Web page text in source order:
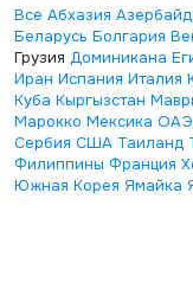
Все Абхазия
Беларусь Болгария
Грузия Доминикана
Иран Испания Италия
Куба Кыргызстан
Марокко Мексика ОАЭ
Сербия США Таиланд
Филиппины Франция
Южная Корея Ямайка